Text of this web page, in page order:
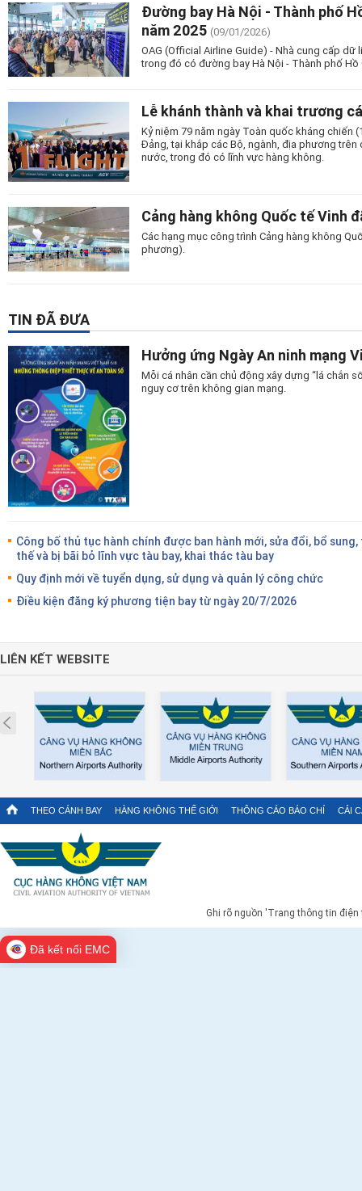
Đường bay Hà Nội - Thành phố
năm 2025 (09/01/2026)
OAG (Official Airline Guide) - Nhà cung cấp
trong đó có đường bay Hà Nội - Thành phố
Lễ khánh thành và khai trương
Kỷ niệm 79 năm ngày Toàn quốc kháng
Đảng, tại khắp các Bộ, ngành, địa phương
nước, trong đó có lĩnh vực hàng không.
Cảng hàng không Quốc tế Vinh
Các hạng mục công trình Cảng hàng không
phương).
TIN ĐÃ ĐƯA
Hưởng ứng Ngày An ninh mạng
Mỗi cá nhân cần chủ động xây dựng “lá chắn
nguy cơ trên không gian mạng.
Công bố thủ tục hành chính được ban hành mới, sửa đổi, bổ sung,
thế và bị bãi bỏ lĩnh vực tàu bay, khai thác tàu bay
Quy định mới về tuyển dụng, sử dụng và quản lý công chức
Điều kiện đăng ký phương tiện bay từ ngày 20/7/2026
LIÊN KẾT WEBSITE
Prev
THEO CÁNH BAY HÀNG KHÔNG THẾ GIỚI THÔNG CÁO BÁO CHÍ CẢI
Ghi rõ nguồn 'Trang thông tin
Đã kết nối EMC